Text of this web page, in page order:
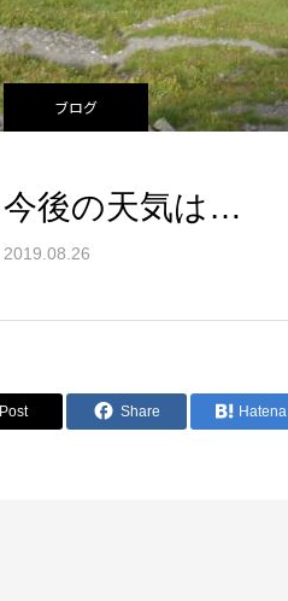
ブログ
今後の天気は…
2019.08.26
Post Share Hatena